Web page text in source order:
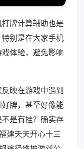
牌计算辅助也是
别是在大家手机
体验，避免影响
映在游戏中遇到
牌，甚至好像能
是有挂？确实存
建天天开心十三